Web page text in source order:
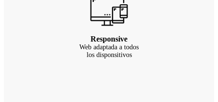
Responsive
Web adaptada a todos
los disponsitivos